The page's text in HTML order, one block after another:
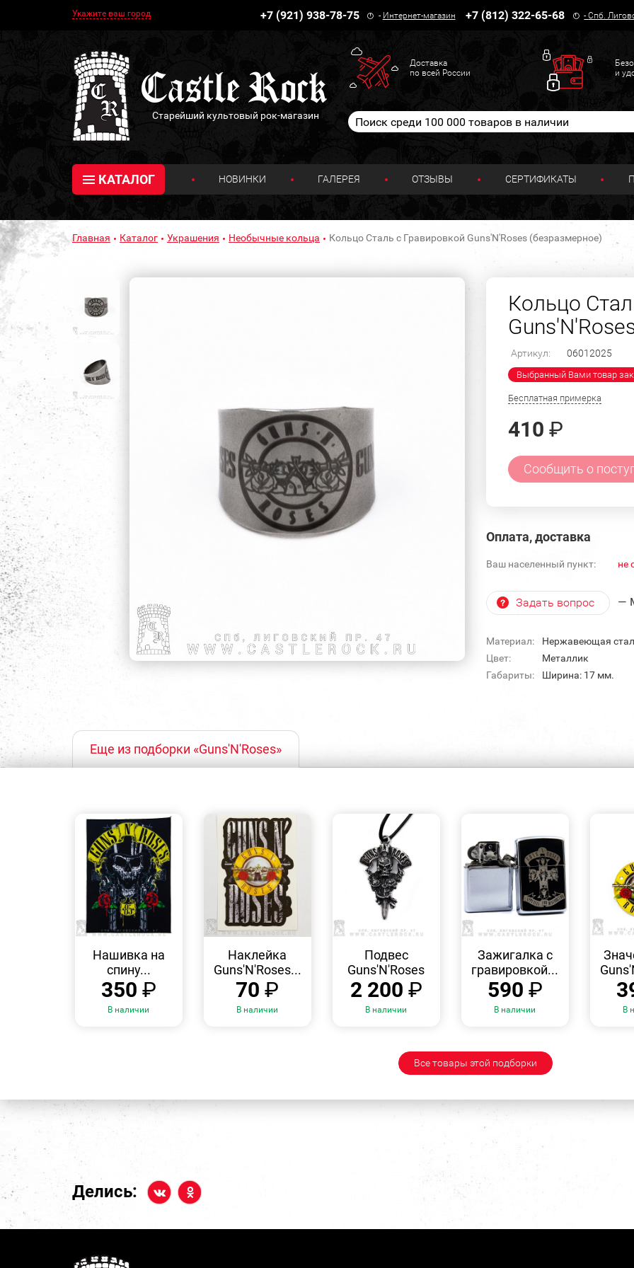
Укажите ваш город +7 (921) 938-78-75 - Интернет-магазин +7 (812) 322-65-68 -Спб.
Старейший культовый рок-магазин
Доставка
по всей России
и
КАТАЛОГ НОВИНКИ ГАЛЕРЕЯ ОТЗЫВЫ СЕРТИФИКАТЫ
Главная Каталог Украшения Необычные кольца Кольцо Сталь с Гравировкой Guns'N'Roses (безразмерное)
Кольцо
Артикул: 06012025
Выбранный Вами товар
Бесплатная примерка
410 ₽
Сообщить о
Оплата, доставка
Ваш населенный пункт: не
Задать вопрос —
Материал:
Нержавеющая
Цвет:
Металлик
Габариты:
Ширина: 17 мм.
Еще из подборки «Guns'N'Roses»
Нашивка на
спину...
350 ₽
В наличии
ПРОСМОТР
Наклейка
Guns'N'Roses...
70₽
В наличии
Подвес
Guns'N'Roses
2 200 ₽
В наличии
Зажигалка с
гравировкой...
590 ₽
В наличии В
Все товары этой подборки
Делись: